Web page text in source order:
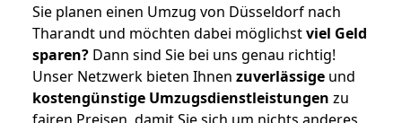
Sie planen einen Umzug von Düsseldorf nach
Tharandt und möchten dabei möglichstviel Geld
sparen? Dann sind Sie bei uns genau richtig!
Unser Netzwerk bieten Ihnen zuverlässige und
kostengünstige Umzugsdienstleistungen zu